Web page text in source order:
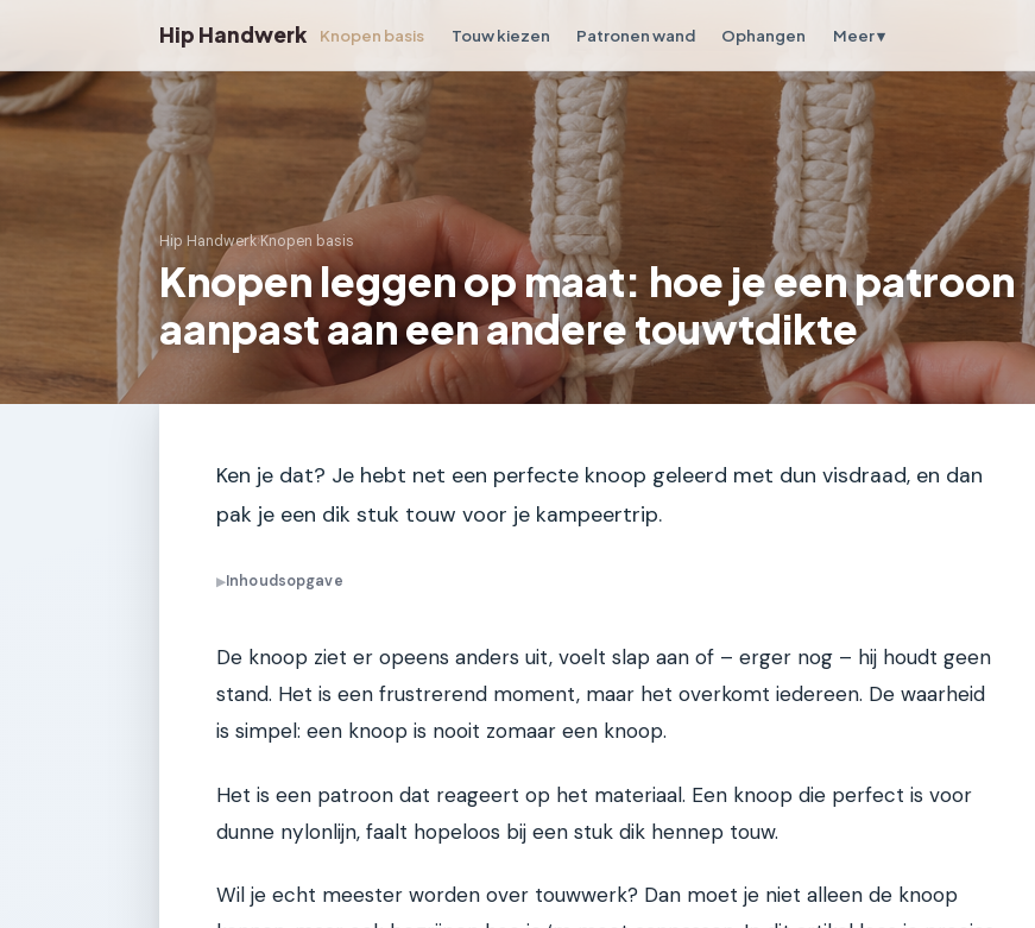
Hip Handwerk Knopen basis Touw kiezen Patronen wand Ophangen Meer ▾
Hip Handwerk›Knopen basis
Knopen leggen op maat: hoe je een patroon
aanpast aan een andere touwtdikte
Ken je dat? Je hebt net een perfecte knoop geleerd met dun visdraad, en dan
pak je een dik stuk touw voor je kampeertrip.
▶Inhoudsopgave
De knoop ziet er opeens anders uit, voelt slap aan of – erger nog – hij houdt geen
stand. Het is een frustrerend moment, maar het overkomt iedereen. De waarheid
is simpel: een knoop is nooit zomaar een knoop.
Het is een patroon dat reageert op het materiaal. Een knoop die perfect is voor
dunne nylonlijn, faalt hopeloos bij een stuk dik hennep touw.
Wil je echt meester worden over touwwerk? Dan moet je niet alleen de knoop